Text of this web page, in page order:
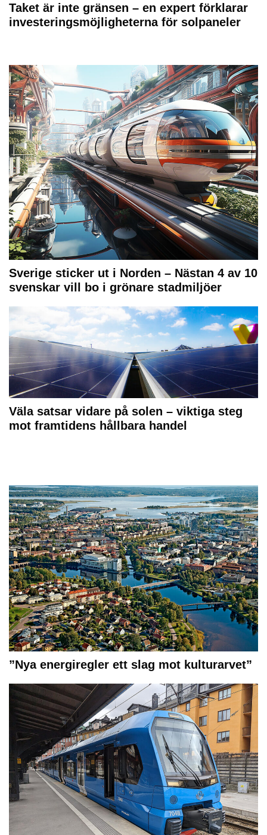
Taket är inte gränsen – en expert förklarar
investeringsmöjligheterna för solpaneler
Sverige sticker ut i Norden – Nästan 4 av 10
svenskar vill bo i grönare stadmiljöer
Väla satsar vidare på solen – viktiga steg
mot framtidens hållbara handel
”Nya energiregler ett slag mot kulturarvet”